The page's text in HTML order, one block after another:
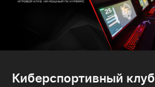
Киберспортивный клуб